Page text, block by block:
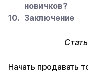
новичков?
Заключение
Начать продавать